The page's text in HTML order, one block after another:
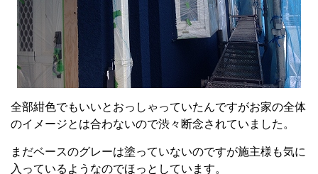
全部紺色でもいいとおっしゃっていたんですがお家の全体
のイメージとは合わないので渋々断念されていました。
まだベースのグレーは塗っていないのですが施主様も気に
入っているようなのでほっとしています。